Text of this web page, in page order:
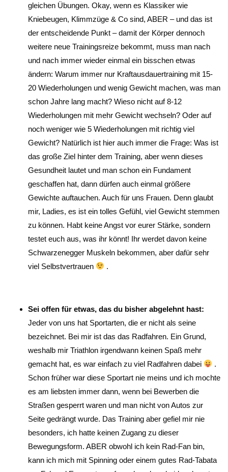
gleichen Übungen. Okay, wenn es Klassiker wie
Kniebeugen, Klimmzüge & Co sind, ABER – und das ist
der entscheidende Punkt – damit der Körper dennoch
weitere neue Trainingsreize bekommt, muss man nach
und nach immer wieder einmal ein bisschen etwas
ändern: Warum immer nur Kraftausdauertraining mit 15-
20 Wiederholungen und wenig Gewicht machen, was man
schon Jahre lang macht? Wieso nicht auf 8-12
Wiederholungen mit mehr Gewicht wechseln? Oder auf
noch weniger wie 5 Wiederholungen mit richtig viel
Gewicht? Natürlich ist hier auch immer die Frage: Was ist
das große Ziel hinter dem Training, aber wenn dieses
Gesundheit lautet und man schon ein Fundament
geschaffen hat, dann dürfen auch einmal größere
Gewichte auftauchen. Auch für uns Frauen. Denn glaubt
mir, Ladies, es ist ein tolles Gefühl, viel Gewicht stemmen
zu können. Habt keine Angst vor eurer Stärke, sondern
testet euch aus, was ihr könnt! Ihr werdet davon keine
Schwarzenegger Muskeln bekommen, aber dafür sehr
viel Selbstvertrauen
.
Sei offen für etwas, das du bisher abgelehnt hast:
Jeder von uns hat Sportarten, die er nicht als seine
bezeichnet. Bei mir ist das das Radfahren. Ein Grund,
weshalb mir Triathlon irgendwann keinen Spaß mehr
gemacht hat, es war einfach zu viel Radfahren dabei
.
Schon früher war diese Sportart nie meins und ich mochte
es am liebsten immer dann, wenn bei Bewerben die
Straßen gesperrt waren und man nicht von Autos zur
Seite gedrängt wurde. Das Training aber gefiel mir nie
besonders, ich hatte keinen Zugang zu dieser
Bewegungsform. ABER obwohl ich kein Rad-Fan bin,
kann ich mich mit Spinning oder einem gutes Rad-Tabata